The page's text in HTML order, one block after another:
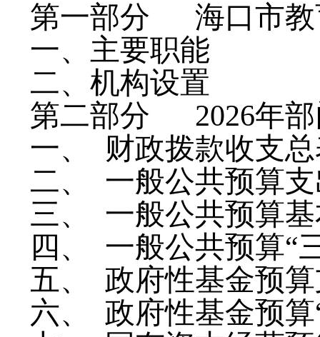
第一部分
海口市
一、 主要职能
二、机构设置
第二部分
2026年
一、
财政拨款收支
二、
一般公共预算
三、
一般公共预算
四、
一般公共预算“
五、
政府性基金预
六、
政府性基金预算